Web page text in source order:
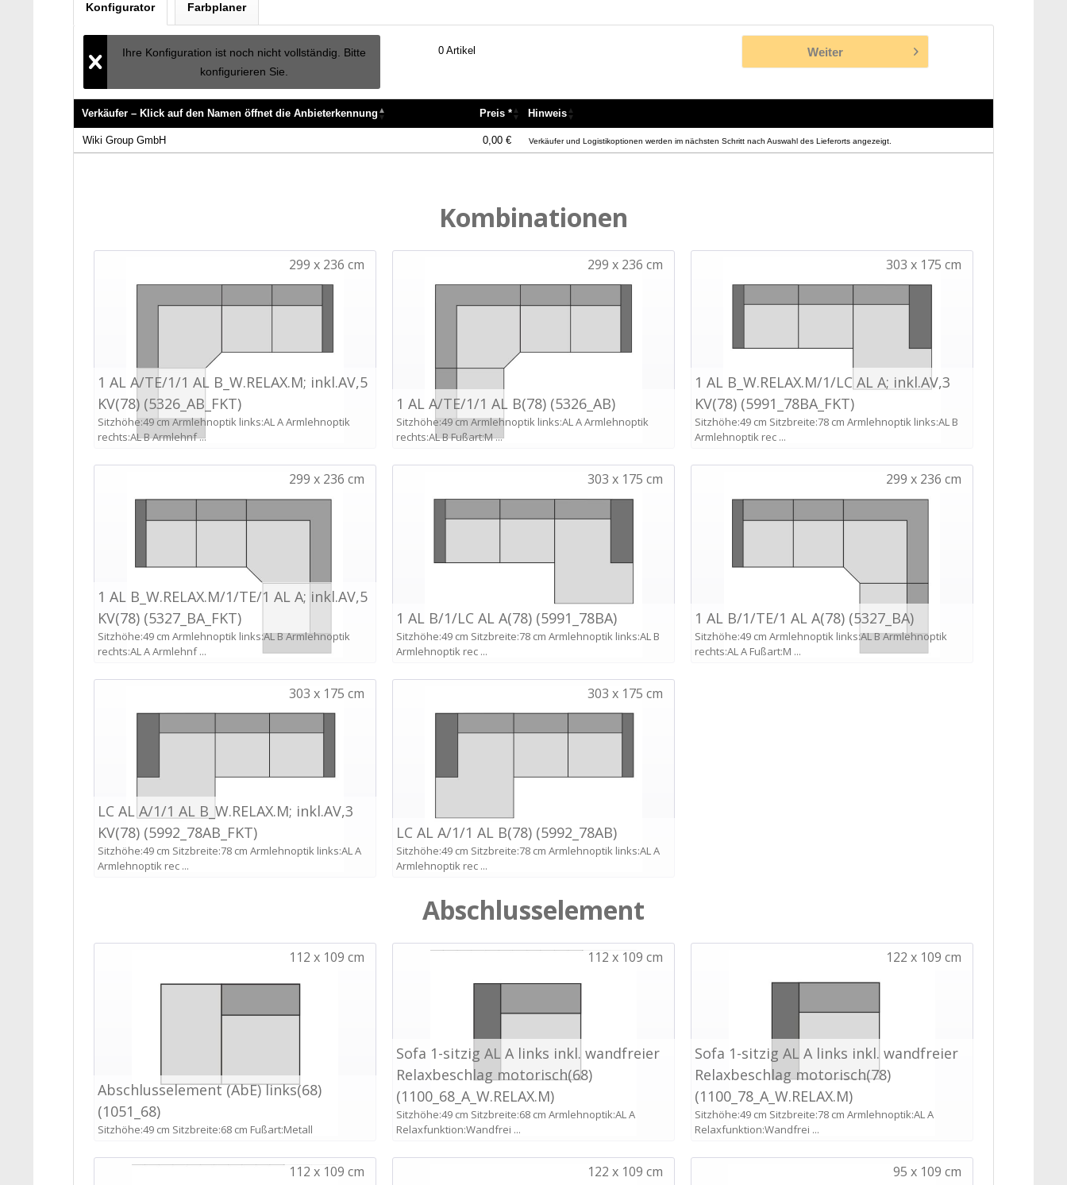
Konfigurator Farbplaner
Ihre Konfiguration ist noch nicht vollständig. Bitte
konfigurieren Sie.
0 Artikel Weiter
Verkäufer – Klick auf den Namen öffnet die Anbieterkennung Preis *
Hinweis
Verkäufer – Klick auf den Namen öffnet die Anbieterkennung
Preis *
Wiki Group GmbH 0,00 € Verkäufer und Logistikoptionen werden im nächsten Schritt nach Auswahl des Lieferorts angezeigt.